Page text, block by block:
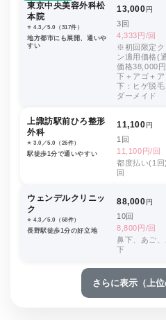
東京中央美容外科松
本院
⭐️ 4.3／5.0（317件）
地方都市にも展開、通いや
すい
13,000円
3回
4,333円/回
※初回限定ク
ン適用価格(
価格38,000
下＋アゴ＋
下：ヒゲ脱毛
ダーメイド
上諏訪駅前ひろ整形
外科
⭐️ 3.0／5.0（26件）
駅徒歩1分で通いやすい
11,100円
1回
11,100円/回
都度払い(1回
回
ウェンデルクリニッ
ク
⭐️ 4.3／5.0（68件）
長野駅徒歩1分の好立地
88,000円
10回
8,800円/回
鼻下、あご
下
さらに表示（上位